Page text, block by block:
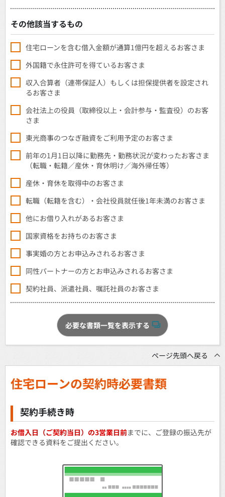
その他該当するもの
住宅ローンを含む借入金額が通算1億円を超えるお客さま
外国籍で永住許可を得ているお客さま
収入合算者（連帯保証人）もしくは担保提供者を設定され
るお客さま
会社法上の役員（取締役以上・会計参与・監査役）のお客
さま
東光商事のつなぎ融資をご利用予定のお客さま
前年の1月1日以降に勤務先・勤務状況が変わったお客さま
（転職・転籍／産休・育休明け／海外帰任等）
産休・育休を取得中のお客さま
転職（転籍を含む）・会社役員就任後1年未満のお客さま
他にお借り入れがあるお客さま
国家資格をお持ちのお客さま
事実婚の方とお申込みされるお客さま
同性パートナーの方とお申込みされるお客さま
契約社員、派遣社員、嘱託社員のお客さま
ページ先頭へ戻る
住宅ローンの契約時必要書類
契約手続き時
お借入日（ご契約当日）の3営業日前までに、ご登録の振込先が
確認できる資料をご提出ください。